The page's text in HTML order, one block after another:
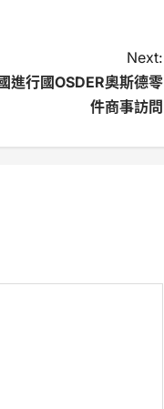
Next:
進行國OSDER奧斯德零
件商事訪問